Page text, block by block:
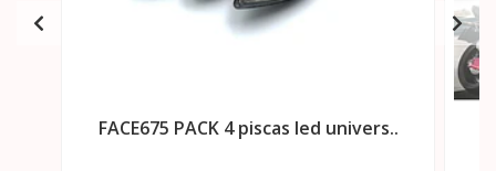
FACE675 PACK 4 piscas led univers..